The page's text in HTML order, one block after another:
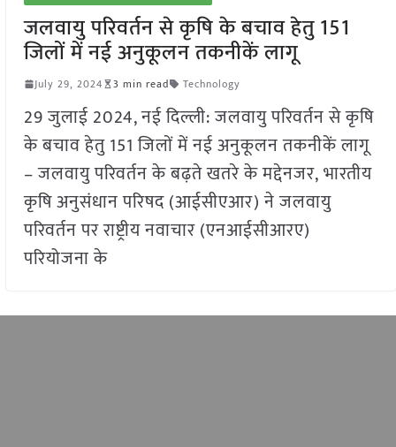
जलवायु परिवर्तन से कृषि के बचाव हेतु 151
जिलों में नई अनुकूलन तकनीकें लागू
July 29, 2024 3 min read Technology
29 जुलाई 2024, नई दिल्ली: जलवायु परिवर्तन से कृषि
के बचाव हेतु 151 जिलों में नई अनुकूलन तकनीकें लागू
– जलवायु परिवर्तन के बढ़ते खतरे के मद्देनजर, भारतीय
कृषि अनुसंधान परिषद (आईसीएआर) ने जलवायु
परिवर्तन पर राष्ट्रीय नवाचार (एनआईसीआरए)
परियोजना के